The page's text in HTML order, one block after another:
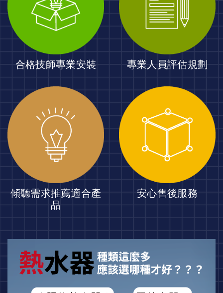
合格技師專業安裝 專業人員評估規劃
傾聽需求推薦適合產
品
安心售後服務